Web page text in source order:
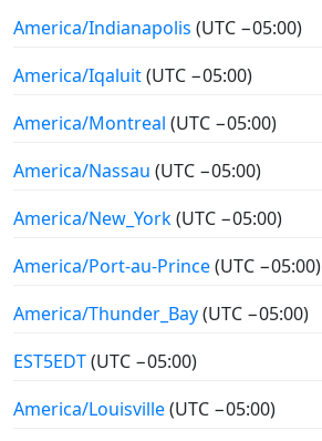
America/Indianapolis (UTC −05:00)
America/Iqaluit(UTC −05:00)
America/Montreal (UTC −05:00)
America/Nassau (UTC −05:00)
America/New_York(UTC −05:00)
America/Port-au-Prince(UTC −05:00)
America/Thunder_Bay(UTC −05:00)
EST5EDT(UTC −05:00)
America/Louisville(UTC −05:00)